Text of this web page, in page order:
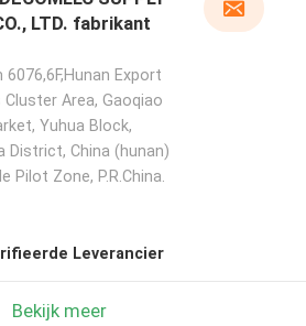
LTD. fabrikant
6076,6F,Hunan Export
Area, Gaoqiao
Yuhua Block,
District, China (hunan)
Pilot Zone, P.R.China.
Leverancier
Bekijk meer